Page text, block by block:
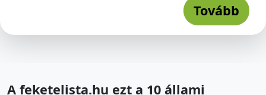
Tovább
A feketelista.hu ezt a 10 állami